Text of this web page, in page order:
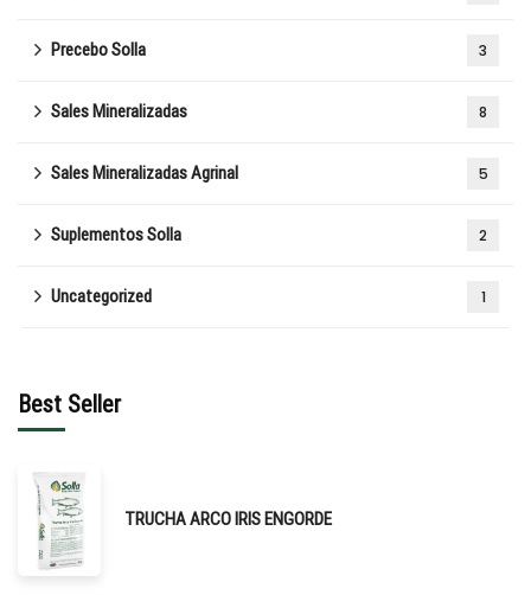
Precebo Solla 3
Sales Mineralizadas 8
Sales Mineralizadas Agrinal 5
Suplementos Solla 2
Uncategorized 1
Best Seller
TRUCHA ARCO IRIS ENGORDE